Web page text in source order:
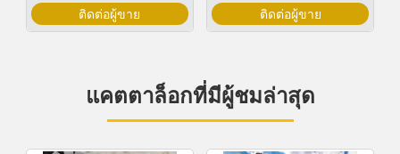
ติดต่อผู้ขาย ติดต่อผู้ขาย
แคตตาล็อกที่มีผู้ชมล่าสุด